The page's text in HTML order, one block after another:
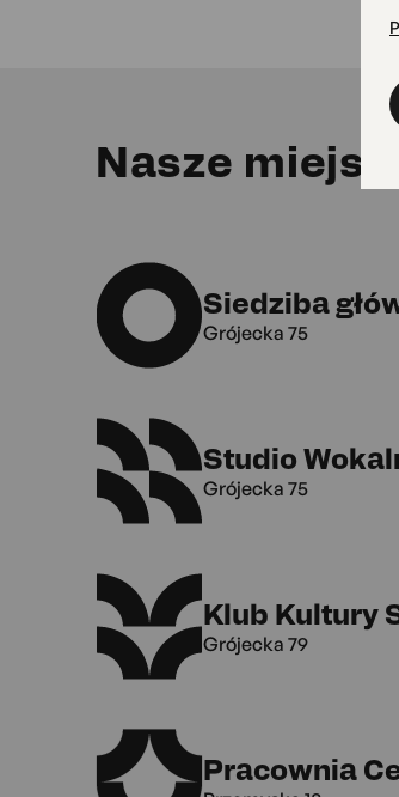
Nasze miejsca
Siedziba
Grójecka 75
Studio
Grójecka 75
Klub Kultury
Grójecka 79
Pracownia